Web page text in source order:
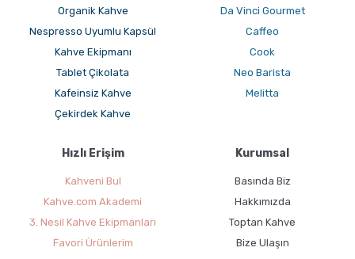
Organik Kahve
Nespresso Uyumlu Kapsül
Kahve Ekipmanı
Tablet Çikolata
Kafeinsiz Kahve
Çekirdek Kahve
Da Vinci Gourmet
Caffeo
Cook
Neo Barista
Melitta
Hızlı Erişim
Kahveni Bul
Kahve.com Akademi
3. Nesil Kahve Ekipmanları
Favori Ürünlerim
Kurumsal
Basında Biz
Hakkımızda
Toptan Kahve
Bize Ulaşın